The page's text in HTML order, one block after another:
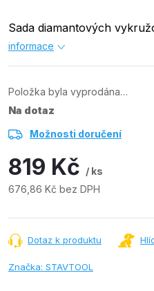
Sada diamantových
informace
Položka byla vyprodána…
Na dotaz
Možnosti doručení
819 Kč / ks
676,86 Kč bez DPH
cena:
Dotaz k produktu
Značka: STAVTOOL